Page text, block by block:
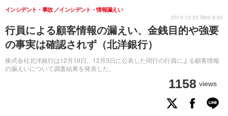
行員による顧客情報の漏えい、金銭目的や強要
の事実は確認されず（北洋銀行）
株式会社北洋銀行は12月19日、12月3日に公表した同行の行員による顧客情報
の漏えいについて調査結果を発表した。
インシデント・事故 インシデント・情報漏えい
1158 views
2019.12.25 Wed 8:00